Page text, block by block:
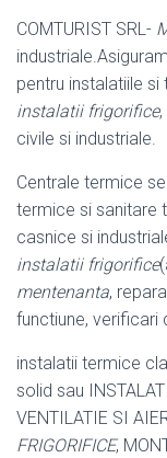
COMTURIST SRL-
pentru instalatiile
instalatii frigorifice
civile si industriale.
Centrale termice
termice si sanitare
casnice si
instalatii frigorifice
mentenanta,
functiune, verificari
instalatii termice
solid sau
VENTILATIE SI
FRIGORIFICE,